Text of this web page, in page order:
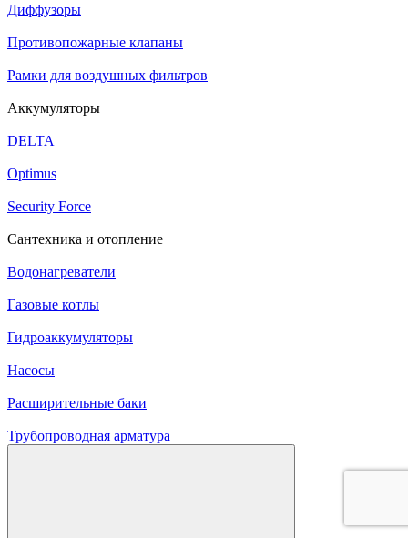
Диффузоры
Противопожарные клапаны
Рамки для воздушных фильтров
Аккумуляторы
DELTA
Optimus
Security Force
Сантехника и отопление
Водонагреватели
Газовые котлы
Гидроаккумуляторы
Насосы
Расширительные баки
Трубопроводная арматура